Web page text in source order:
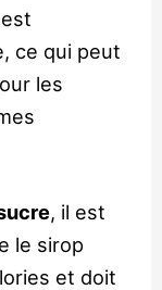
ce qui peut
les
, il est
le sirop
et doit